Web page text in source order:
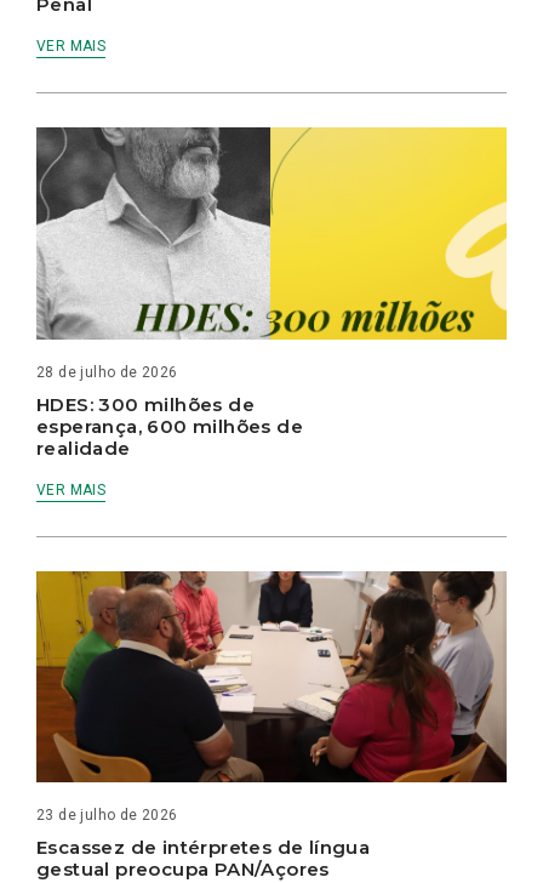
VER MAIS
28 de julho de 2026
HDES: 300 milhões de
esperança, 600 milhões de
realidade
VER MAIS
23 de julho de 2026
Escassez de intérpretes de língua
gestual preocupa PAN/Açores